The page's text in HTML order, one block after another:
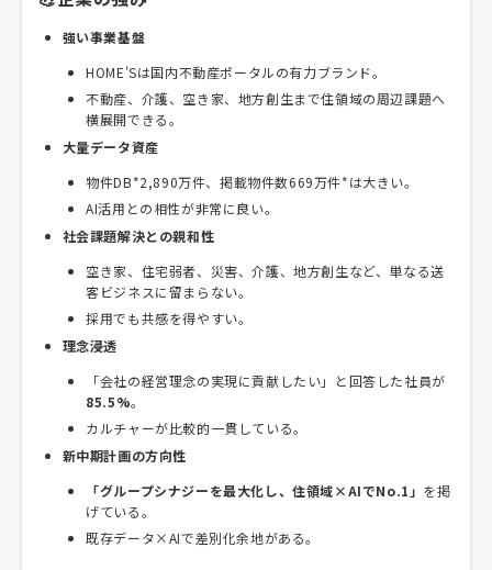
強い事業基盤
HOME'Sは国内不動産ポータルの有力ブランド。
不動産、介護、空き家、地方創生まで住領域の周辺課題へ
横展開できる。
大量データ資産
物件DB*2,890万件、掲載物件数669万件*は大きい。
AI活用との相性が非常に良い。
社会課題解決との親和性
空き家、住宅弱者、災害、介護、地方創生など、単なる送
客ビジネスに留まらない。
採用でも共感を得やすい。
理念浸透
「会社の経営理念の実現に貢献したい」と回答した社員が
85.5%。
カルチャーが比較的一貫している。
新中期計画の方向性
「グループシナジーを最大化し、住領域×AIでNo.1」 を掲
げている。
既存データ×AIで差別化余地がある。